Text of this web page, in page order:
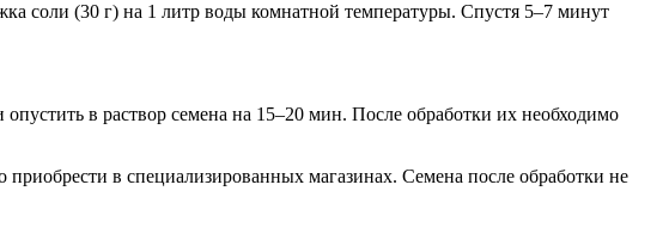
соли (30 г) на 1 литр воды комнатной температуры. Спустя 5–7 минут
в раствор семена на 15–20 мин. После обработки их необходимо
в специализированных магазинах. Семена после обработки не